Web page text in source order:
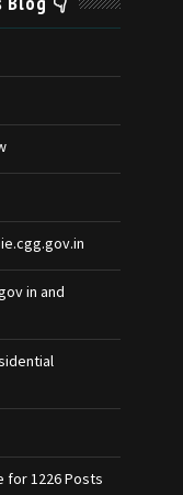
in and
for 1226 Posts